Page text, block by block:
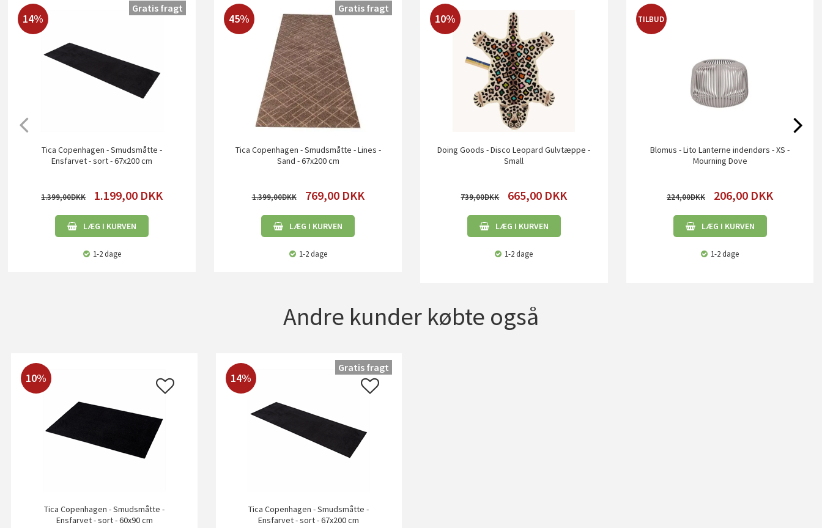
14%
Tica Copenhagen - Smudsmåtte -
Ensfarvet - sort - 67x200 cm
1.399,00 1.199,00 DKK
LÆG I KURVEN
1-2 dage
Gratis fragt
45%
Tica Copenhagen - Smudsmåtte - Lines -
Sand - 67x200 cm
1.399,00 769,00 DKK
LÆG I KURVEN
1-2 dage
Gratis fragt
10%
Doing Goods - Disco Leopard Gulvtæppe -
Small
739,00 665,00 DKK
LÆG I KURVEN
1-2 dage
TILBUD
Blomus - Lito Lanterne indendørs - XS -
Mourning Dove
224,00 206,00 DKK
LÆG I KURVEN
1-2 dage
Andre kunder købte også
10%
Tica Copenhagen - Smudsmåtte -
Ensfarvet - sort - 60x90 cm
14%
Tica Copenhagen - Smudsmåtte -
Ensfarvet - sort - 67x200 cm
Gratis fragt